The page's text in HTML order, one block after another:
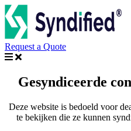
Request a Quote
Gesyndiceerde
Deze website is bedoeld voor
te bekijken die ze kunnen